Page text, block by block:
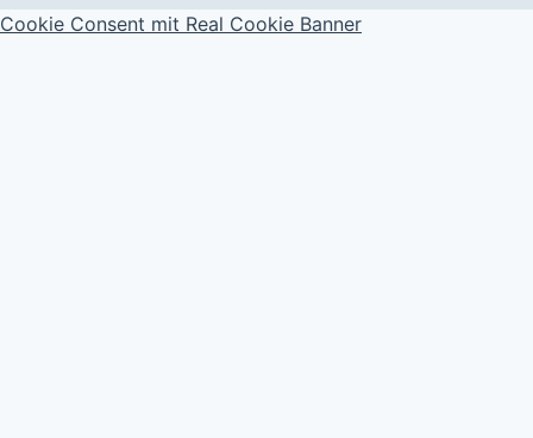
Cookie Consent mit Real Cookie Banner